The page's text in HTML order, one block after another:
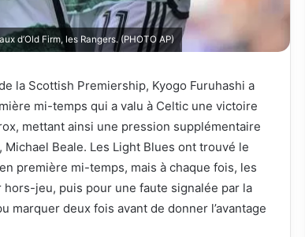
d’Old Firm, les Rangers. (PHOTO AP)
la Scottish Premiership, Kyogo Furuhashi a
mi-temps qui a valu à Celtic une victoire
mettant ainsi une pression supplémentaire
Michael Beale. Les Light Blues ont trouvé le
première mi-temps, mais à chaque fois, les
hors-jeu, puis pour une faute signalée par la
marquer deux fois avant de donner l’avantage